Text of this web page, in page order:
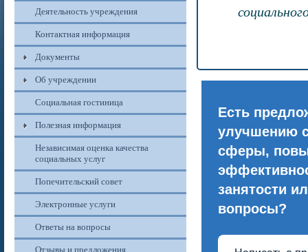
Деятельность учреждения
Контактная информация
Документы
Об учреждении
Социальная гостиница
Полезная информация
Независимая оценка качества
социальных услуг
Попечительский совет
Электронные услуги
Ответы на вопросы
Отзывы и предложения
Есть
улучшению
сферы,
занятости
вопросы?